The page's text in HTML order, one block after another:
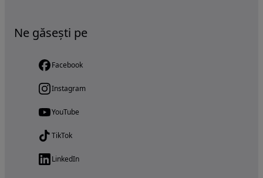
Ne găsești pe
Facebook
Instagram
YouTube
TikTok
LinkedIn